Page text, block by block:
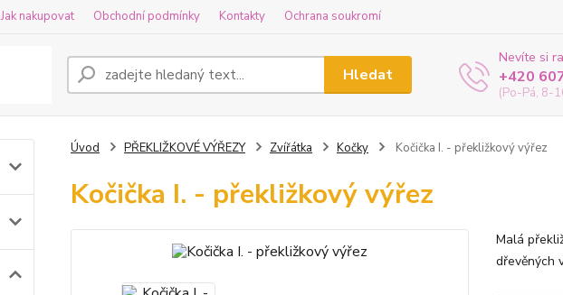
Jak nakupovat Obchodní podmínky Kontakty Ochrana soukromí
Hledat
Nevíte si
+420
(Po-Pá, 8-
Úvod PŘEKLIŽKOVÉ VÝŘEZY Zvířátka Kočky Kočička I. - překližkový výřez
Kočička I. - překližkový výřez
Malá
dřevěných